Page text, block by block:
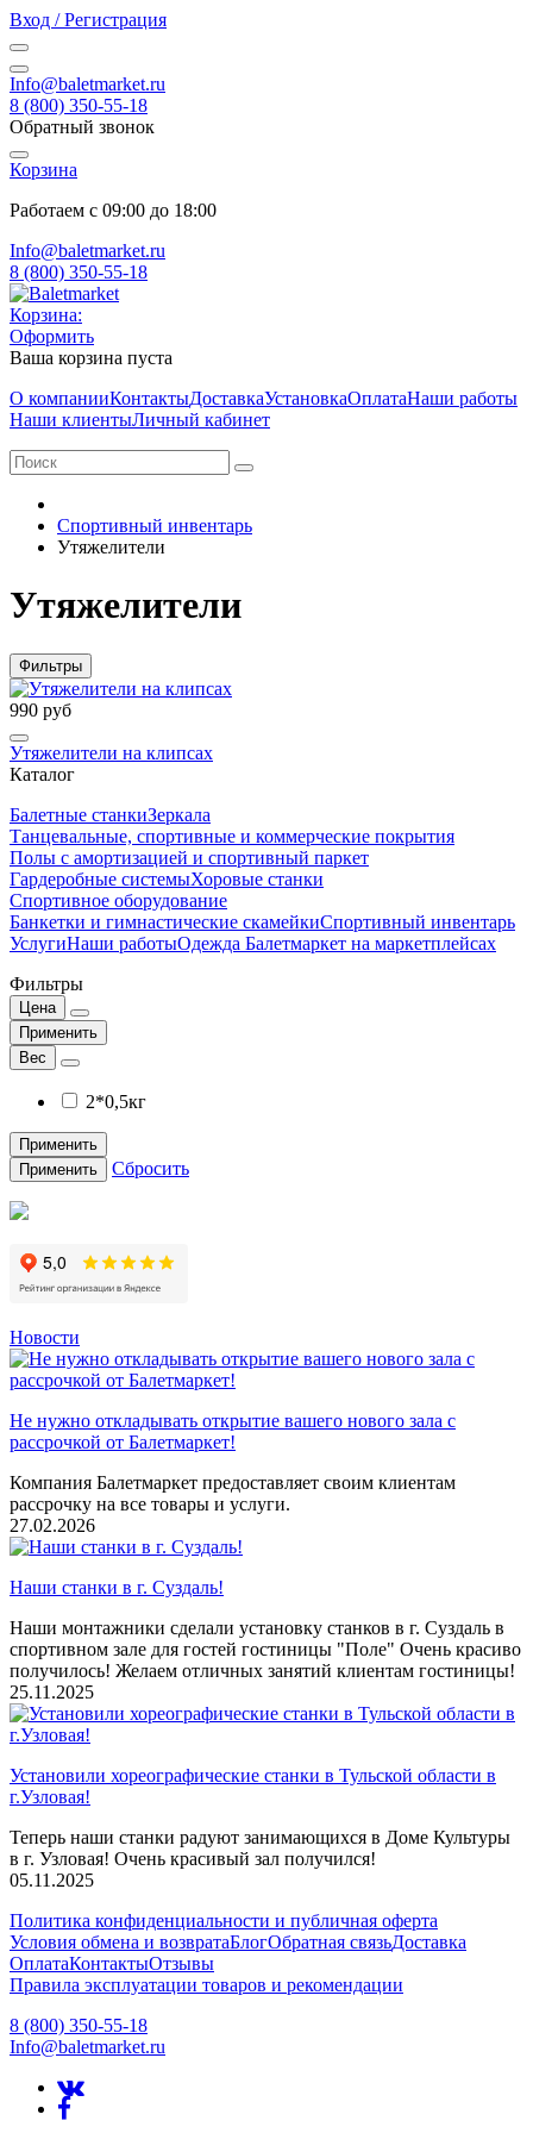
Вход / Регистрация
Info@baletmarket.ru
8 (800) 350-55-18
Обратный звонок
Корзина
Работаем с 09:00 до 18:00
Info@baletmarket.ru
8 (800) 350-55-18
Корзина:
Оформить
Ваша корзина пуста
О компанииКонтактыДоставкаУстановкаОплатаНаши работы
Наши клиентыЛичный кабинет
Спортивный инвентарь
Утяжелители
Утяжелители
Фильтры
990 руб
Утяжелители на клипсах
Каталог
Балетные станкиЗеркала
Танцевальные, спортивные и коммерческие покрытия
Полы с амортизацией и спортивный паркет
Гардеробные системыХоровые станки
Спортивное оборудование
Банкетки и гимнастические скамейкиСпортивный инвентарь
УслугиНаши работыОдежда Балетмаркет на маркетплейсах
Фильтры
Цена
Применить
Вес
2*0,5кг
Применить
Применить
Сбросить
Новости
Не нужно откладывать открытие вашего нового зала с
рассрочкой от Балетмаркет!
Компания Балетмаркет предоставляет своим клиентам
рассрочку на все товары и услуги.
27.02.2026
Наши станки в г. Суздаль!
Наши монтажники сделали установку станков в г. Суздаль в
спортивном зале для гостей гостиницы "Поле" Очень красиво
получилось! Желаем отличных занятий клиентам гостиницы!
25.11.2025
Установили хореографические станки в Тульской области в
г.Узловая!
Теперь наши станки радуют занимающихся в Доме Культуры
в г. Узловая! Очень красивый зал получился!
05.11.2025
Политика конфиденциальности и публичная оферта
Условия обмена и возвратаБлогОбратная связьДоставка
ОплатаКонтактыОтзывы
Правила эксплуатации товаров и рекомендации
8 (800) 350-55-18
Info@baletmarket.ru